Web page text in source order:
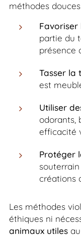
méthodes
Favoriser
partie du
présence
Tasser la
est
Utiliser
odorants,
efficacité
Protéger
créations
Les méthodes
éthiques ni
animaux utiles